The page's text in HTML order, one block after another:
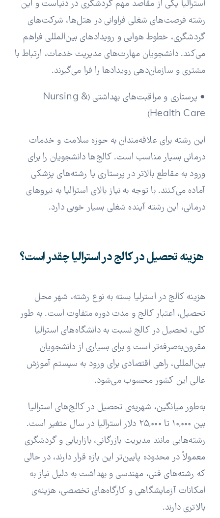
استرالیا یکی از مقاصد مهم گردشگری در دنیاست و این
رشته فرصت‌های شغلی فراوانی در هتل‌ها، شرکت‌های
گردشگری، خطوط هوایی و رویدادهای بین‌المللی فراهم
می‌کند. دانشجویان مهارت‌های مدیریت خدمات، ارتباط با
مشتری و سازمان‌دهی رویدادها را فرا می‌گیرند.
• پرستاری و مراقبت‌های بهداشتی (Nursing &
Health Care)
این رشته برای علاقه‌مندان به حوزه سلامت و خدمات
درمانی بسیار مناسب است. کالج‌ها دانشجویان را برای
ورود به مقاطع بالاتر در پرستاری یا رشته‌های پزشکی
آماده می‌کنند. با توجه به نیاز بالای استرالیا به نیروهای
درمانی، این رشته آینده شغلی بسیار خوبی دارد.
هزینه تحصیل در کالج در استرالیا چقدر است؟
هزینه کالج در استرلیا بسته به نوع رشته، شهر محل
تحصیل، اعتبار کالج و مدت دوره متفاوت است. به طور
کلی، تحصیل در کالج نسبت به دانشگاه‌های استرالیا
مقرون‌به‌صرفه‌تر است و برای بسیاری از دانشجویان
بین‌المللی، راهی اقتصادی برای ورود به سیستم آموزش
عالی این کشور محسوب می‌شود.
به‌طور میانگین، شهریه‌ی تحصیل در کالج‌های استرالیا
بین ۱۰,۰۰۰ تا ۲۵,۰۰۰ دلار استرالیا در سال متغیر است.
رشته‌هایی مانند مدیریت بازرگانی، بازاریابی و گردشگری
معمولاً در محدوده پایین‌تر این بازه قرار دارند، در حالی
که رشته‌های فنی، مهندسی و بهداشت به دلیل نیاز به
امکانات آزمایشگاهی و کارگاه‌های تخصصی، هزینه‌ی
بالاتری دارند.